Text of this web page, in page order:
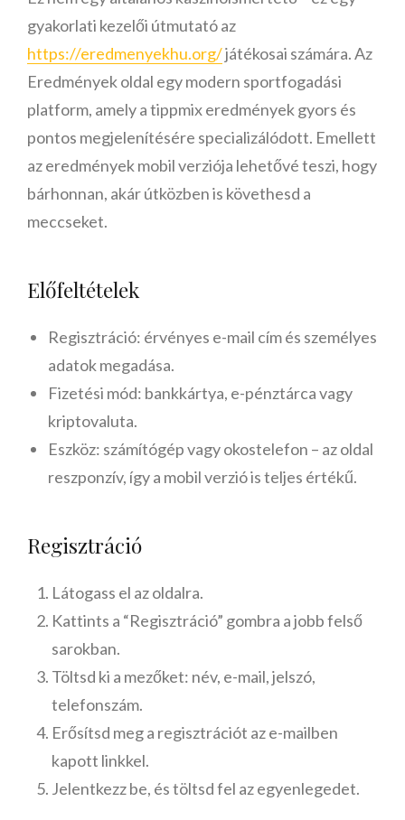
gyakorlati kezelői útmutató az
https://eredmenyekhu.org/játékosai számára. Az
Eredmények oldal egy modern sportfogadási
platform, amely a tippmix eredmények gyors és
pontos megjelenítésére specializálódott. Emellett
az eredmények mobil verziója lehetővé teszi, hogy
bárhonnan, akár útközben is követhesd a
meccseket.
Előfeltételek
Regisztráció: érvényes e-mail cím és személyes
adatok megadása.
Fizetési mód: bankkártya, e-pénztárca vagy
kriptovaluta.
Eszköz: számítógép vagy okostelefon – az oldal
reszponzív, így a mobil verzió is teljes értékű.
Regisztráció
Látogass el az oldalra.
Kattints a “Regisztráció” gombra a jobb felső
sarokban.
Töltsd ki a mezőket: név, e-mail, jelszó,
telefonszám.
Erősítsd meg a regisztrációt az e-mailben
kapott linkkel.
Jelentkezz be, és töltsd fel az egyenlegedet.